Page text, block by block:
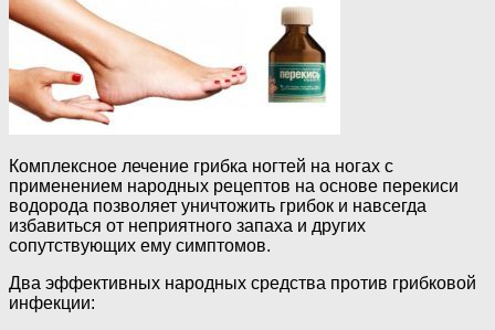
Комплексное лечение грибка ногтей на ногах с
применением народных рецептов на основе перекиси
водорода позволяет уничтожить грибок и навсегда
избавиться от неприятного запаха и других
сопутствующих ему симптомов.
Два эффективных народных средства против грибковой
инфекции: